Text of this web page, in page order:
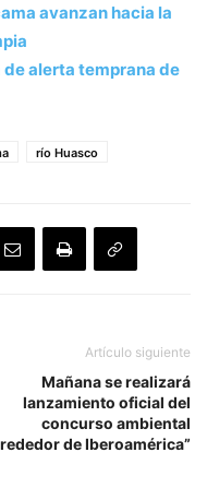
avanzan hacia la
alerta temprana de
río Huasco
Artículo siguiente
Mañana se realizará
lanzamiento oficial del
concurso ambiental
de Iberoamérica”